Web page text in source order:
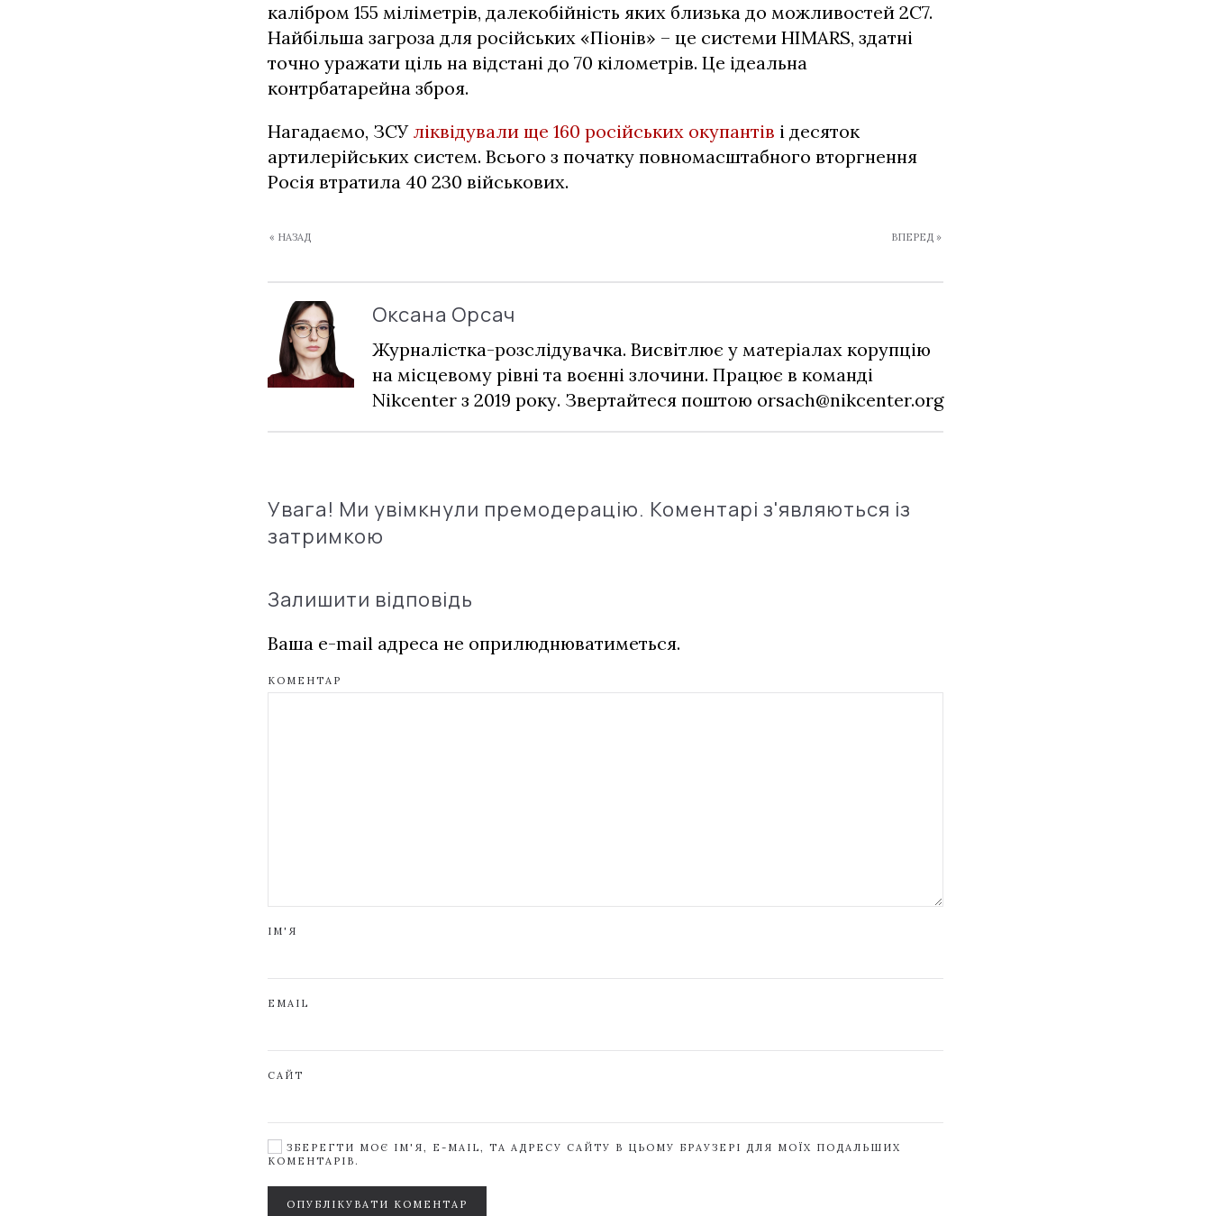
калібром 155 міліметрів, далекобійність яких близька до можливостей 2С7.
Найбільша загроза для російських «Піонів» – це системи HIMARS, здатні
точно уражати ціль на відстані до 70 кілометрів. Це ідеальна
контрбатарейна зброя.
Нагадаємо, ЗСУ ліквідували ще 160 російських окупантів і десяток
артилерійських систем. Всього з початку повномасштабного вторгнення
Росія втратила 40 230 військових.
« НАЗАД ВПЕРЕД »
Оксана Орсач
Журналістка-розслідувачка. Висвітлює у матеріалах корупцію
на місцевому рівні та воєнні злочини. Працює в команді
Nikcenter з 2019 року. Звертайтеся поштою orsach@nikcenter.org
Увага! Ми увімкнули премодерацію. Коментарі з'являються із
затримкою
Залишити відповідь
Ваша e-mail адреса не оприлюднюватиметься.
КОМЕНТАР
ІМ'Я
EMAIL
САЙТ
ЗБЕРЕГТИ МОЄ ІМ'Я, E-MAIL, ТА АДРЕСУ САЙТУ В ЦЬОМУ БРАУЗЕРІ ДЛЯ МОЇХ ПОДАЛЬШИХ
КОМЕНТАРІВ.
ОПУБЛІКУВАТИ КОМЕНТАР